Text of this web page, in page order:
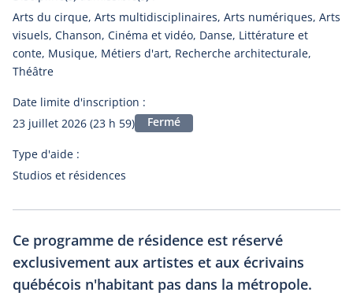
Arts du cirque, Arts multidisciplinaires, Arts numériques, Arts
visuels, Chanson, Cinéma et vidéo, Danse, Littérature et
conte, Musique, Métiers d'art, Recherche architecturale,
Théâtre
Date limite d'inscription :
23 juillet 2026 (23 h 59)
Fermé
Type d'aide :
Studios et résidences
Ce programme de résidence est réservé
exclusivement aux artistes et aux écrivains
québécois n'habitant pas dans la métropole.